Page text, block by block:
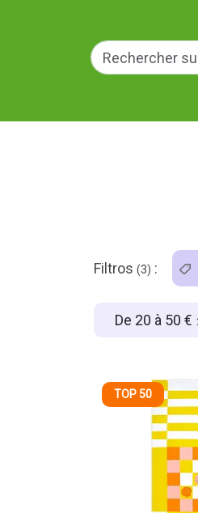
Filtros (3) :
De 20 à 50 €
TOP 50